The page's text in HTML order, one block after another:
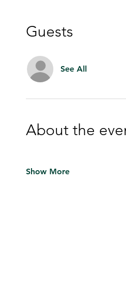
Guests
See All
About the
Show More